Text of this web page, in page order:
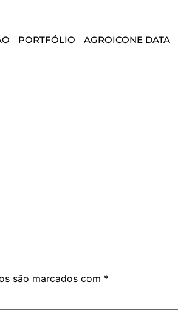
PORTFÓLIO AGROICONE DATA
são marcados com *